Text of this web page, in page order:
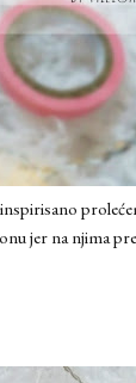
jer na njima